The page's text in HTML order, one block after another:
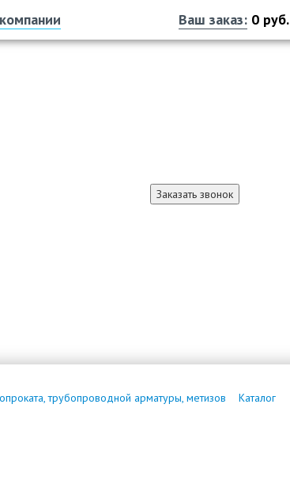
Ваш заказ: 0 руб.
Заказать звонок
трубопроводной арматуры, метизов Каталог